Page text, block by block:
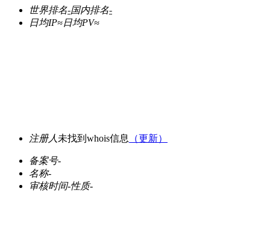
世界排名-国内排名-
日均IP≈日均PV≈
注册人 未找到whois信息 （更新）
备案号-
名称-
审核时间-性质-